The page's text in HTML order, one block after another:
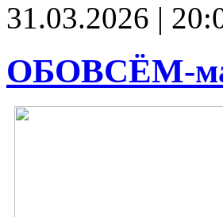
31.03.2026 |
ОБОВСЁМ-